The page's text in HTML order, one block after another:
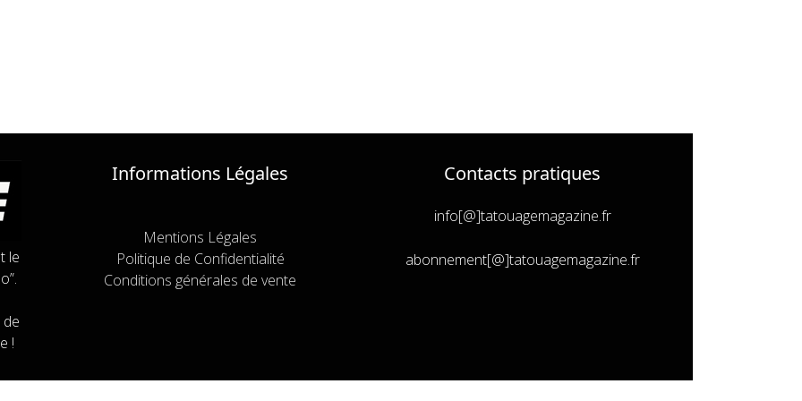
le
!
Informations Légales
Mentions Légales
Politique de Confidentialité
Conditions générales de vente
Contacts pratiques
info[@]tatouagemagazine.fr
abonnement[@]tatouagemagazine.fr